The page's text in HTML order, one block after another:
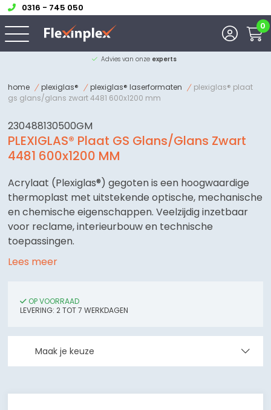
0316 - 745 050
0
Advies van onze experts
home plexiglas® plexiglas® laserformaten
plexiglas® plaat
gs glans/glans zwart 4481 600x1200 mm
230488130500GM
PLEXIGLAS® Plaat GS Glans/Glans Zwart
4481 600x1200 MM
Acrylaat (Plexiglas®) gegoten is een hoogwaardige
thermoplast met uitstekende optische, mechanische
en chemische eigenschappen. Veelzijdig inzetbaar
voor reclame, interieurbouw en technische
toepassingen.
Lees meer
OP VOORRAAD
LEVERING: 2 TOT 7 WERKDAGEN
Maak je keuze